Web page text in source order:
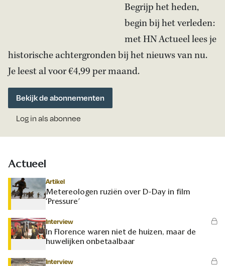
Begrijp het heden,
begin bij het verleden:
met HN Actueel lees je
historische achtergronden bij het nieuws van nu.
Je leest al voor €4,99 per maand.
Bekijk de abonnementen
Log in als abonnee
Actueel
Artikel
Metereologen ruziën over D-Day in film
‘Pressure’
Interview
In Florence waren niet de huizen, maar de
huwelijken onbetaalbaar
Interview